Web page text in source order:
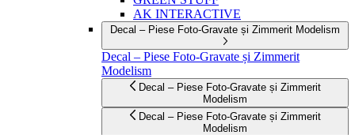
AK INTERACTIVE
Decal – Piese Foto-Gravate și Zimmerit Modelism
Decal – Piese Foto-Gravate și Zimmerit
Modelism
Decal – Piese Foto-Gravate și Zimmerit
Modelism
Decal – Piese Foto-Gravate și Zimmerit
Modelism